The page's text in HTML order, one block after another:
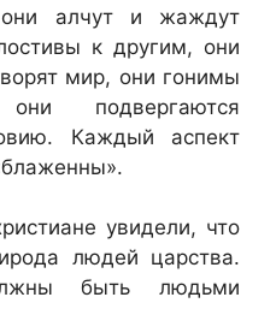
они алчут и жаждут
к другим, они
мир, они гонимы
подвергаются
Каждый аспект
увидели, что
людей царства.
быть людьми